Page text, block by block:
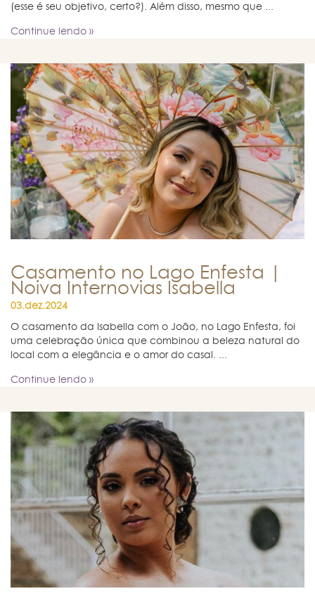
(esse é seu objetivo, certo?). Além disso, mesmo que ...
Continue lendo »
Casamento no Lago Enfesta |
Noiva Internovias Isabella
03.dez.2024
O casamento da Isabella com o João, no Lago Enfesta, foi
uma celebração única que combinou a beleza natural do
local com a elegância e o amor do casal. ...
Continue lendo »